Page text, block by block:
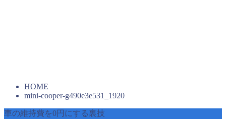
HOME
mini-cooper-g490e3e531_1920
車の維持費を0円にする裏技